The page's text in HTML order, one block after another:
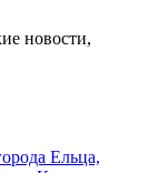
новости,
Ельца,